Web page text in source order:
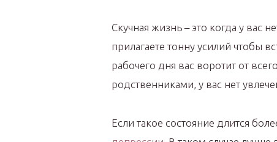
Скучная жизнь – это когда у вас
прилагаете тонну усилий чтобы
рабочего дня вас воротит от
родственниками, у вас нет
Если такое состояние длится